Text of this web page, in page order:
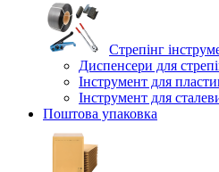
Стрепінг
Диспенсери для
Інструмент для
Інструмент для
Поштова упаковка